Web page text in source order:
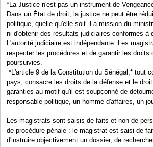
*La Justice n'est pas un instrument de
Dans un État de droit, la justice ne peut être
politique, quelle qu'elle soit. La mission du
ni d'obtenir des résultats judiciaires conformes à
L'autorité judiciaire est indépendante. Les
respecter les procédures et de garantir les
poursuivies.
*L'article 9 de la Constitution du Sénégal,* tout
pays, consacre les droits de la défense et le
garanties au motif qu'il est soupçonné de
responsable politique, un homme d'affaires, un
Les magistrats sont saisis de faits et non de
de procédure pénale : le magistrat est saisi de
d'instruire objectivement un dossier, de